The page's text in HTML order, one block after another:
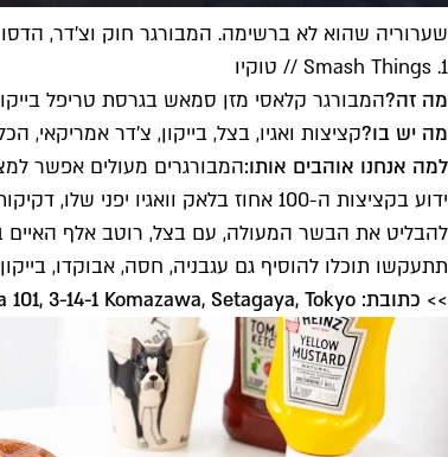
שערוריה שהוא לא ברשימה. המבורגר חוק וצ'דר,
1. Smash Things // טוקיו
מה זה?המבורגר קלאסי מזן סמאש בגרסת טריפל בייקון
מה יש בו?קציצות ואגיו, בצל, בייקון, צ’דר אמריקאי,
למה אנחנו אוהבים אותו:
ידוע בקציצות ה-100 אחוז בלאק
להבליט את הבשר המעולה, עם בצל, רוטב אלף האיים
תתעקשו תוכלו להוסיף גם עגבניה, חסה, אבוקדו,
>> כתובת: Grand Blue Komazawa 101, 3-14-1 Komazawa, Setagaya, Tokyo